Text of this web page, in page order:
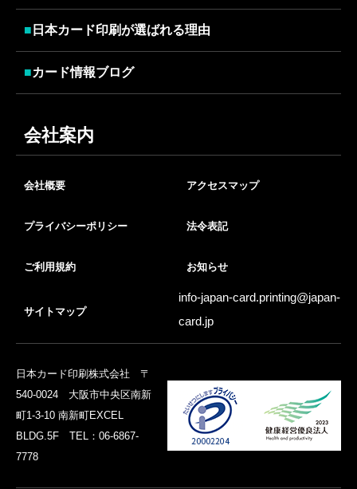
■ 日本カード印刷が選ばれる理由
■カード情報ブログ
会社案内
会社概要 アクセスマップ
プライバシーポリシー 法令表記
ご利用規約 お知らせ
サイトマップ
info-japan-card.printing@japan-
card.jp
日本カード印刷株式会社 〒
540-0024 大阪市中央区南新
町1-3-10 南新町EXCEL
BLDG.5F TEL：06-6867-
7778